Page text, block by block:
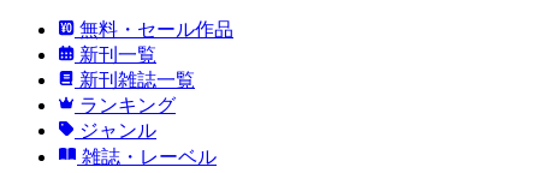
無料・セール作品
新刊一覧
新刊雑誌一覧
ランキング
ジャンル
雑誌・レーベル